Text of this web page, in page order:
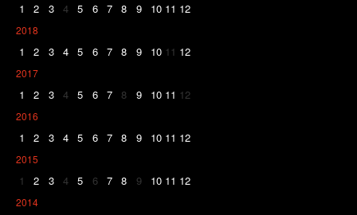
1 2 3 4 5 6 7 8 9 10 11 12
2018
1 2 3 4 5 6 7 8 9 10 11 12
2017
1 2 3 4 5 6 7 8 9 10 11 12
2016
1 2 3 4 5 6 7 8 9 10 11 12
2015
1 2 3 4 5 6 7 8 9 10 11 12
2014